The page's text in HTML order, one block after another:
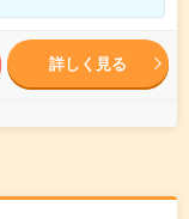
詳しく見る